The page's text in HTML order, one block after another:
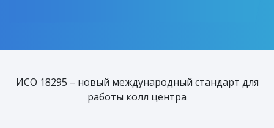
ИСО 18295 – новый международный стандарт для
работы колл центра